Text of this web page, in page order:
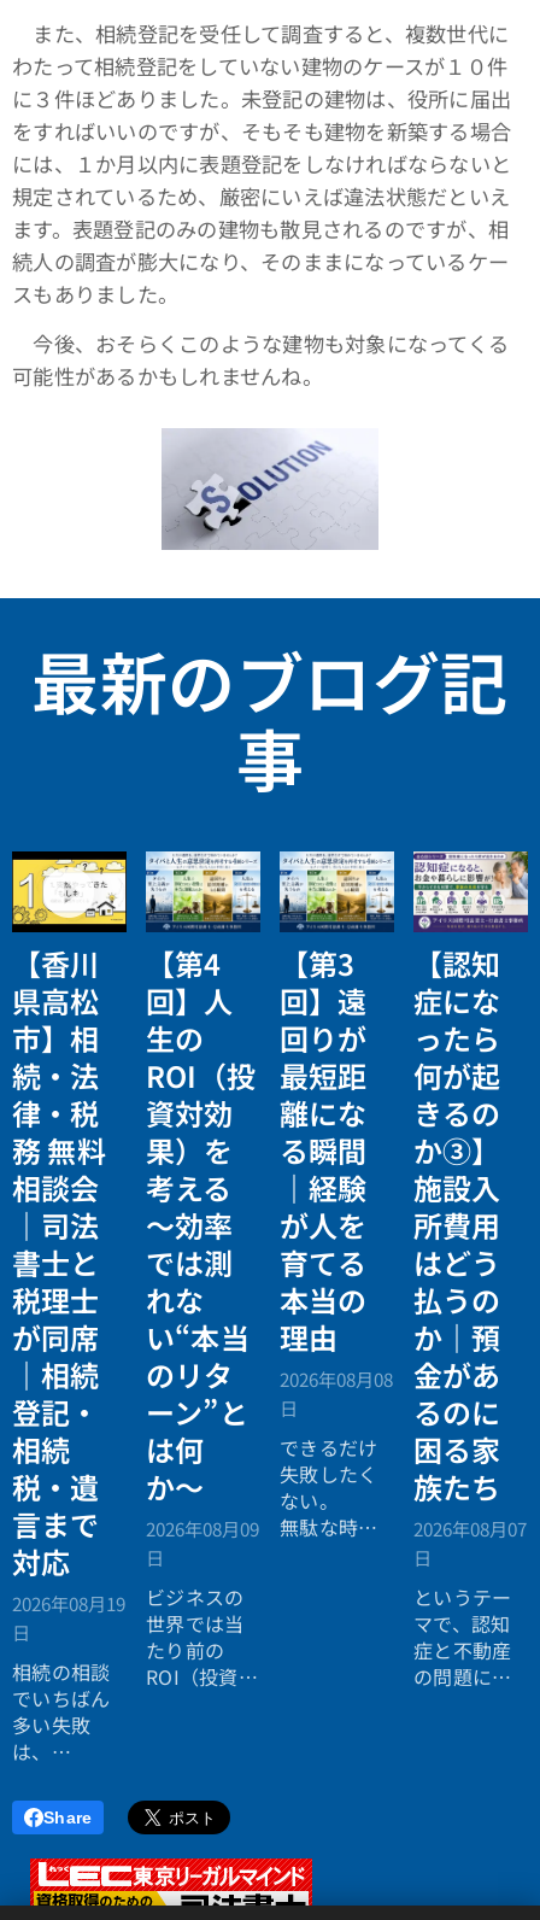
また、相続登記を受任して調査すると、複数世代に
わたって相続登記をしていない建物のケースが１０件
に３件ほどありました。未登記の建物は、役所に届出
をすればいいのですが、そもそも建物を新築する場合
には、１か月以内に表題登記をしなければならないと
規定されているため、厳密にいえば違法状態だといえ
ます。表題登記のみの建物も散見されるのですが、相
続人の調査が膨大になり、そのままになっているケー
スもありました。
今後、おそらくこのような建物も対象になってくる
可能性があるかもしれませんね。
最新のブログ記
事
【香川
県高松
市】相
続・法
律・税
務 無料
相談会
｜司法
書士と
税理士
が同席
｜相続
登記・
相続
税・遺
言まで
対応
2026年08月19
日
相続の相談
でいちばん
多い失敗
は、
行ったら登
記の話がで
きず、司法
書士に行っ
たら税金が
【第4
回】人
生の
ROI（投
資対効
果）を
考える
〜効率
では測
れな
い“本当
のリタ
ーン”と
は何
か〜
2026年08月09
日
ビジネスの
世界では当
たり前の
ROI（投資対
広がってい
ます。
【第3
回】遠
回りが
最短距
離にな
る瞬間
｜経験
が人を
育てる
本当の
理由
2026年08月08
日
できるだけ
失敗したく
ない。
無駄な時間
【認知
症にな
ったら
何が起
きるの
か③】
施設入
所費用
はどう
払うの
か｜預
金があ
るのに
困る家
族たち
2026年08月07
日
というテー
マで、認知
症と不動産
の問題につ
Share